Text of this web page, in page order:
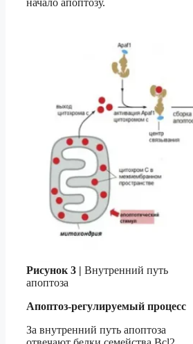
начало апоптозу.
Рисунок 3 | Внутренний путь
апоптоза
Апоптоз-регулируемый процесс
За внутренний путь апоптоза